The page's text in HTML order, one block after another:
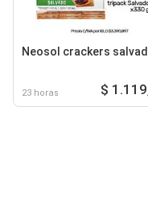
Neosol crackers
23 horas $